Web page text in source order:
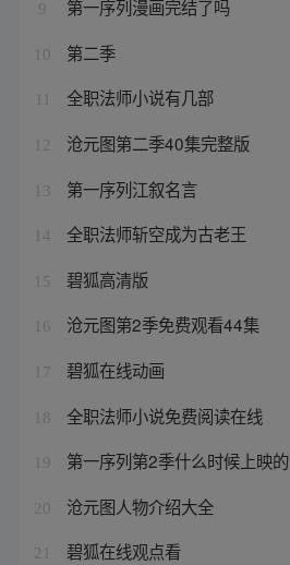
9 第一序列漫画完结了吗
10 第二季
全职法师小说有几部
12 沧元图第二季40集完整版
13 第一序列江叙名言
14 全职法师斩空成为古老王
15 碧狐高清版
16 沧元图第2季免费观看44集
17 碧狐在线动画
18 全职法师小说免费阅读在线
19 第一序列第2季什么时候上映的
20 沧元图人物介绍大全
21 碧狐在线观点看